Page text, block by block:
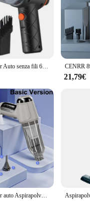
Aspirapolvere per Auto senza fili 6000Pa Robot di pulizia portatile senza fili aspirapolvere per Auto aspirapolvere forte per Auto
21,79€
Aspirapolvere per auto Aspirapolvere portatile senza fili 95000PA Mini aspirapolvere portatile ad alta potenza con forte aspirazione per la casa dell'auto